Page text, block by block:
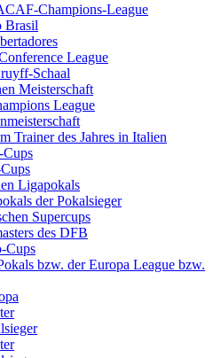
Champions-League
Brasil
League
Schaal
Meisterschaft
League
Trainer des Jahres in Italien
Cups
Ligapokals
der Pokalsieger
Supercups
des DFB
Cups
bzw. der Europa League bzw.